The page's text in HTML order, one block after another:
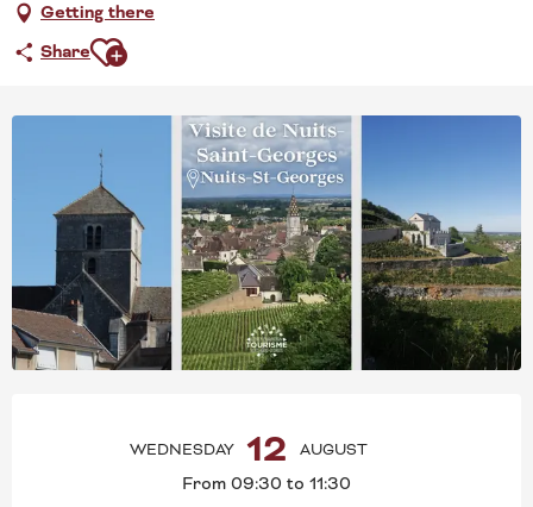
Getting there
ShareAjouter aux favoris
OPENING HOURS &
WEDNESDAY 12 AUGUST
From 09:30 to 11:30